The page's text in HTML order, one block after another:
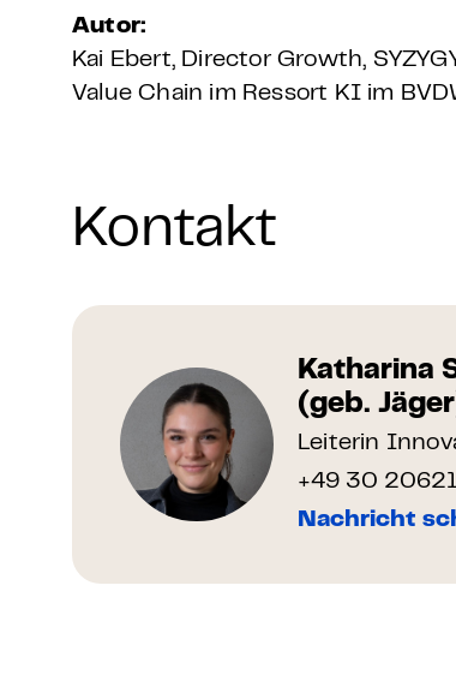
Autor:
Kai Ebert, Director Growth,
Value Chain im Ressort KI im
Kontakt
Katharina
(geb.
Leiterin
+49 30
Nachricht